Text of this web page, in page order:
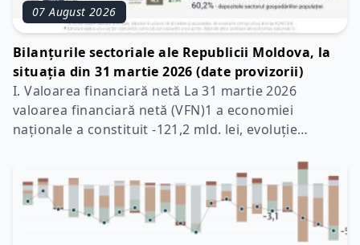
07 August 2026
Bilanțurile sectoriale ale Republicii Moldova, la
situația din 31 martie 2026 (date provizorii)
I. Valoarea financiară netă La 31 martie 2026
valoarea financiară netă (VFN)1 a economiei
naționale a constituit -121,2 mld. lei, evoluție
pe sectoare2 în trimestrul I 2026, miliarde lei